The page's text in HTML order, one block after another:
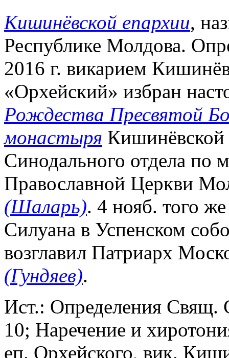
Кишинёвской епархии,
Республике Молдова.
2016 г. викарием
«Орхейский» избран
Рождества Пресвятой
монастыря Кишинёвской
Синодального отдела по
Православной Церкви
(Шаларь). 4 нояб. того
Силуана в Успенском
возглавил Патриарх
(Гундяев).
Ист.: Определения
10; Наречение и
еп. Орхейского, вик.